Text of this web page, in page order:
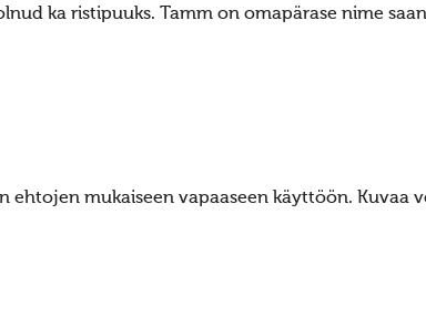
ka ristipuuks. Tamm on omapärase nime
ehtojen mukaiseen vapaaseen käyttöön. Kuvaa